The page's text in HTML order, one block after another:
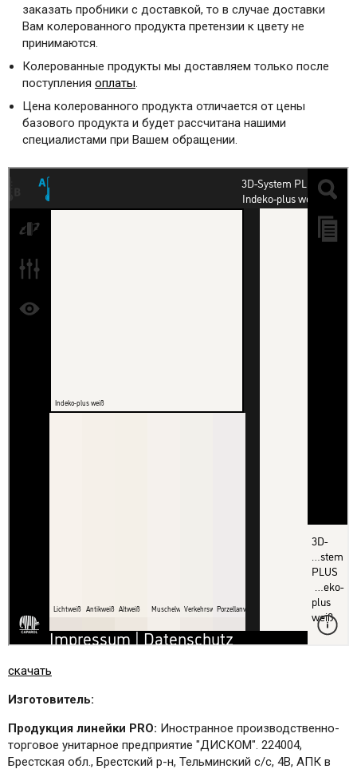
заказать пробники с доставкой, то в случае доставки
Вам колерованного продукта претензии к цвету не
принимаются.
Колерованные продукты мы доставляем только после
поступления оплаты
Цена колерованного продукта отличается от цены
базового продукта и будет рассчитана нашими
специалистами при Вашем обращении.
скачать
Изготовитель:
Продукция линейки PRO: Иностранное производственно-
торговое унитарное предприятие "ДИСКОМ". 224004,
Брестская обл., Брестский р-н, Тельминский с/с, 4B, АПК в